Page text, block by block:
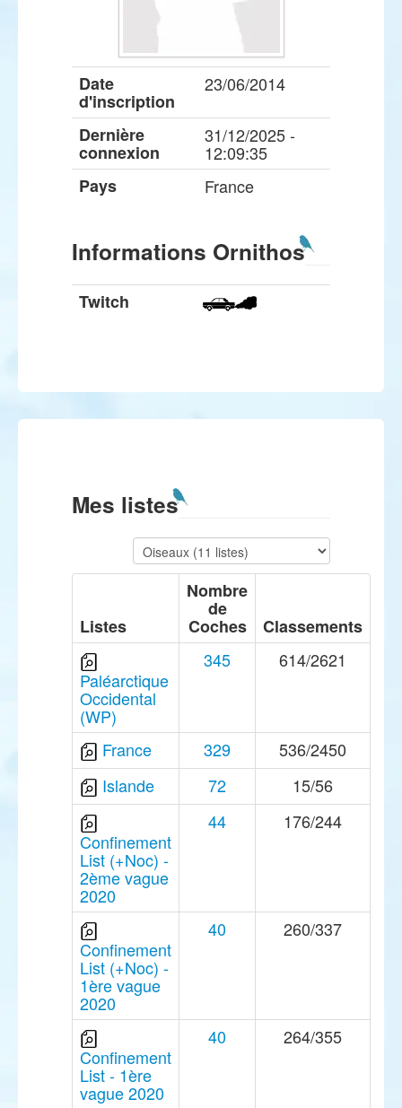
Date
d'inscription
23/06/2014
Dernière
connexion
31/12/2025 -
12:09:35
Pays
France
Informations Ornithos
Twitch
Mes listes
Listes
Nombre
de
Coches Classements
Paléarctique
Occidental
(WP)
345 614/2621
France 329
536/2450
Islande
72 15/56
Confinement
List (+Noc) -
2ème vague
2020
44 176/244
Confinement
List (+Noc) -
1ère vague
2020
40 260/337
Confinement
List - 1ère
vague 2020
40 264/355